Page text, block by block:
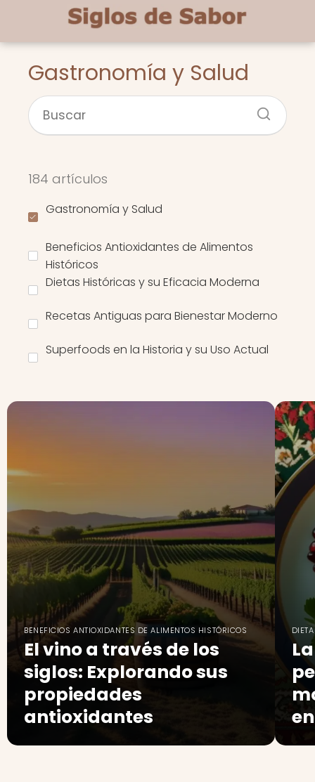
Gastronomía y Salud
184 artículos
Gastronomía y Salud
Beneficios Antioxidantes de Alimentos
Históricos
Dietas Históricas y su Eficacia Moderna
Recetas Antiguas para Bienestar Moderno
Superfoods en la Historia y su Uso Actual
BENEFICIOS ANTIOXIDANTES DE ALIMENTOS HISTÓRICOS
El vino a través de los
siglos: Explorando sus
propiedades
antioxidantes